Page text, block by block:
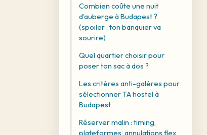
Combien coûte une nuit
d’auberge à Budapest ?
(spoiler : ton banquier va
sourire)
Quel quartier choisir pour
poser ton sac à dos ?
Les critères anti-galères pour
sélectionner TA hostel à
Budapest
Réserver malin : timing,
plateformes, annulations flex